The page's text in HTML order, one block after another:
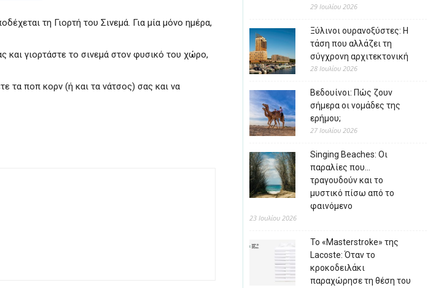
τη Γιορτή του Σινεμά. Για μία μόνο ημέρα,
και γιορτάστε το σινεμά στον φυσικό του χώρο,
τα ποπ κορν (ή και τα νάτσος) σας και να
29 Ιουλίου 2026
Ξύλινοι ουρανοξύστες: Η
τάση που αλλάζει τη
σύγχρονη αρχιτεκτονική
28 Ιουλίου 2026
Βεδουίνοι: Πώς ζουν
σήμερα οι νομάδες της
ερήμου;
27 Ιουλίου 2026
Singing Beaches: Οι
παραλίες που…
τραγουδούν και το
μυστικό πίσω από το
φαινόμενο
23 Ιουλίου 2026
Το «Masterstroke» της
Lacoste: Όταν το
κροκοδειλάκι
παραχώρησε τη θέση του